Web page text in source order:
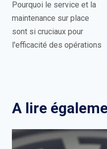
de
l’article
Pourquoi le service et la
maintenance sur place
sont si cruciaux pour
l'efficacité des opérations
A lire